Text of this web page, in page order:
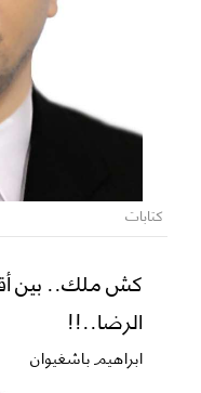
كتابات
كش ملك.. بين
الرضا..!!
ابراهيم باشغيوان